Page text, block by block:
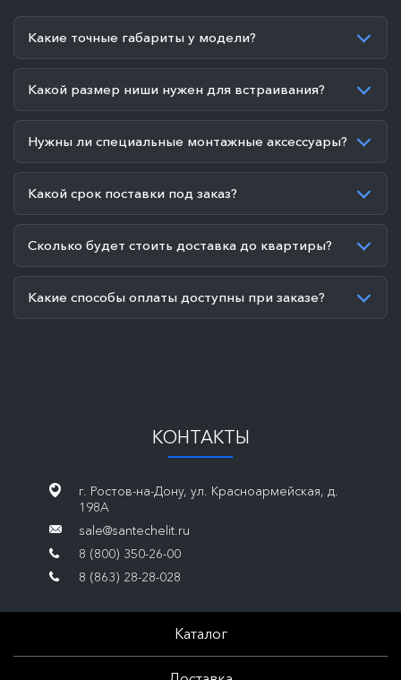
Какие точные габариты у модели?
Какой размер ниши нужен для встраивания?
Нужны ли специальные монтажные аксессуары?
Какой срок поставки под заказ?
Сколько будет стоить доставка до квартиры?
Какие способы оплаты доступны при заказе?
КОНТАКТЫ
г. Ростов-на-Дону, ул. Красноармейская, д.
198А
sale@santechelit.ru
8 (800) 350-26-00
8 (863) 28-28-028
Каталог